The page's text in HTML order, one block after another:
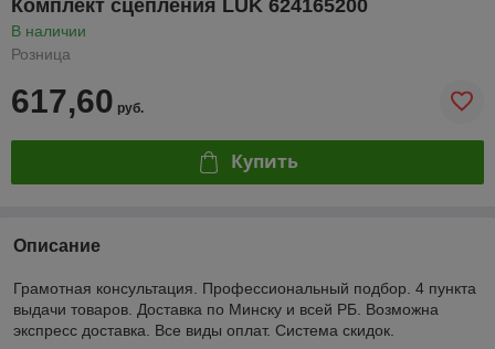
Комплект сцепления LUK 624165200
В наличии
Розница
617,60 руб.
Купить
Описание
Грамотная консультация. Профессиональный подбор. 4 пункта
выдачи товаров. Доставка по Минску и всей РБ. Возможна
экспресс доставка. Все виды оплат. Система скидок.